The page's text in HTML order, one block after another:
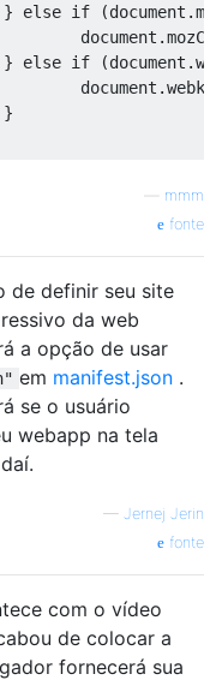
}
else if (document .
document
.
}
else if (document .
document
.
}
mmm
fonte
de definir seu site
da web
a opção de usar
em manifest.json .
se o usuário
webapp na tela
— Jernej Jerin
fonte
com o vídeo
de colocar a
fornecerá sua